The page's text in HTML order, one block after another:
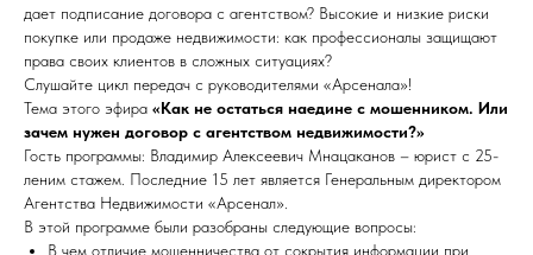
дает подписание договора с агентством? Высокие и низкие риски
покупке или продаже недвижимости: как профессионалы защищают
права своих клиентов в сложных ситуациях?
Слушайте цикл передач с руководителями «Арсенала»!
Тема этого эфира «Как не остаться наедине с мошенником. Или
зачем нужен договор с агентством недвижимости?»
Гость программы: Владимир Алексеевич Мнацаканов – юрист с 25-
леним стажем. Последние 15 лет является Генеральным директором
Агентства Недвижимости «Арсенал».
В этой программе были разобраны следующие вопросы:
В чем отличие мошенничества от сокрытия информации при